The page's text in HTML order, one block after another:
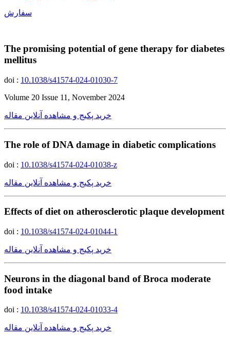
سفارش
The promising potential of gene therapy for diabetes
mellitus
doi : 10.1038/s41574-024-01030-7
Volume 20 Issue 11, November 2024
خرید پکیج و مشاهده آنلاین مقاله
The role of DNA damage in diabetic complications
doi : 10.1038/s41574-024-01038-z
خرید پکیج و مشاهده آنلاین مقاله
Effects of diet on atherosclerotic plaque development
doi : 10.1038/s41574-024-01044-1
خرید پکیج و مشاهده آنلاین مقاله
Neurons in the diagonal band of Broca moderate
food intake
doi : 10.1038/s41574-024-01033-4
خرید پکیج و مشاهده آنلاین مقاله